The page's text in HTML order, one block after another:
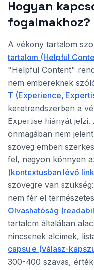
Hogyan
fogalmakhoz?
A vékony tartalom
tartalom (Helpful
"Helpful Content"
nem embereknek
T (Experience,
keretrendszerben a
Expertise hiányát jelzi.
önmagában nem
szöveg emberi
fel, nagyon könnyen
(kontextusban lévő
szövegre van
nem fér el
Olvashatóság
tartalom általában
nincsenek alcímek,
capsule (válasz-
300-400 szavas,